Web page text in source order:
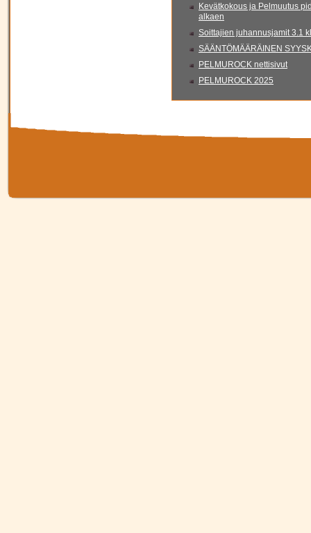
Kevätkokous ja Pelmuutus
alkaen
Soittajien juhannusjamit 3.1
SÄÄNTÖMÄÄRÄINEN
PELMUROCK nettisivut
PELMUROCK 2025